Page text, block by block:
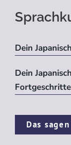
Dein
Dein
Das